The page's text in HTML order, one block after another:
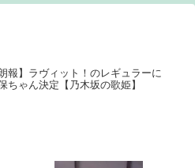
朗報】ラヴィット！のレギュラーに
ちゃん決定【乃木坂の歌姫】